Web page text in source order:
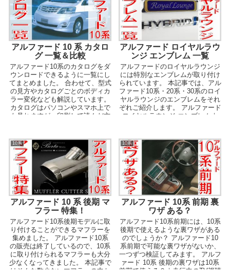
アルファード 10 系 カタロ
グ 一覧＆比較
アルファード10系のカタログをダ
ウンロードできるように一覧にし
てまとめました。 合わせて、型式
の見方やカタログごとのボディカ
ラー変化なども解説しています。
カタログはパソコンやスマホ上で
も見れますが、印刷して読んだ方
アルファード ロイヤルラウ
ンジ エンブレム 一覧
アルファードのロイヤルラウンジ
には特別なエンブレムが取り付け
られています。 本記事では、アル
ファード10系・20系・30系のロイ
ヤルラウンジのエンブレムをそれ
ぞれご紹介します。 アルファード
ロイヤルラウンジ エンブレム｜
10系
アルファード 10 系 後期 マ
フラー 特集！
アルファード10系後期モデルに取
り付けることができるマフラーを
集めました。 アルファード10系
の販売は終了しているので、10系
に取り付けられるマフラーも大分
少なくなってきました。 本記事で
はそんな数少ないマフラーの中か
10系
アルファード 10系 前期 裏
ワザ ある？
アルファード10系前期には、10系
後期で使えるような裏ワザがある
のでしょうか？ アルファード10
系前期で可能な裏ワザがないか、
一つずつ検証してみます。 アルフ
ァード 10系 後期の裏ワザは10系
前期で使える？｜走行中のTV視聴